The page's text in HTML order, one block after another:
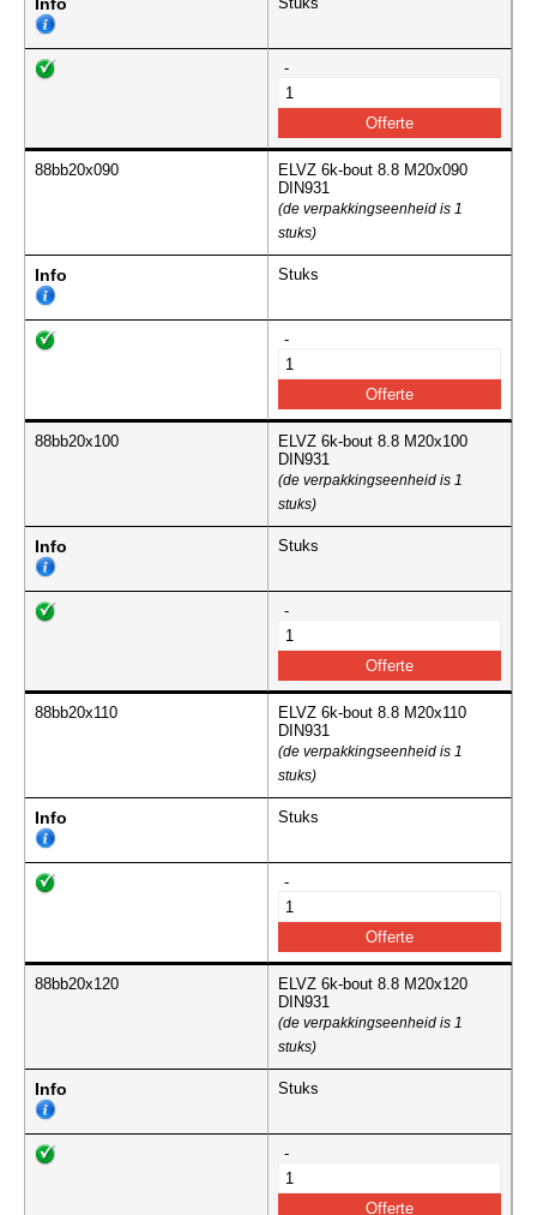
-
88bb20x090
ELVZ 6k-bout 8.8 M20x090
DIN931
(de verpakkingseenheid is 1
stuks)
Info Stuks
-
88bb20x100
ELVZ 6k-bout 8.8 M20x100
DIN931
(de verpakkingseenheid is 1
stuks)
Info Stuks
-
88bb20x110
ELVZ 6k-bout 8.8 M20x110
DIN931
(de verpakkingseenheid is 1
stuks)
Info Stuks
-
88bb20x120
ELVZ 6k-bout 8.8 M20x120
DIN931
(de verpakkingseenheid is 1
stuks)
Info Stuks
-